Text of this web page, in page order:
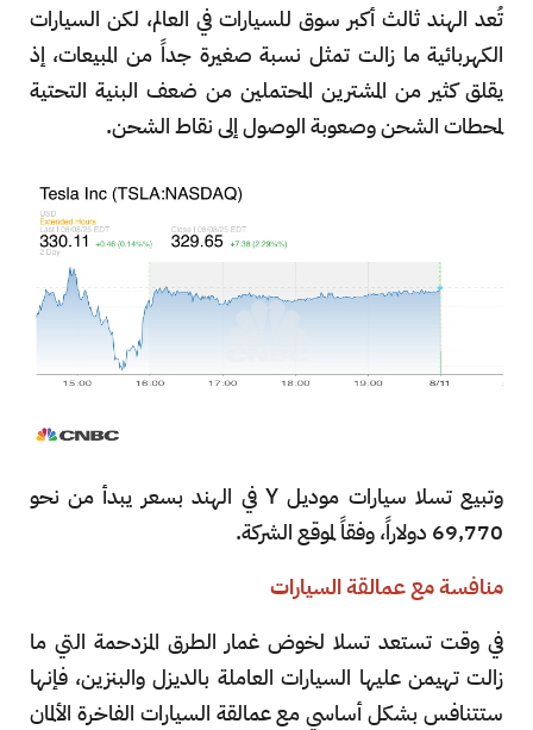
تُعد الهند ثالث أكبر سوق للسيارات في العالم، لكن السيارات
الكهربائية ما زالت تمثل نسبة صغيرة جداً من المبيعات، إذ
يقلق كثير من المشترين المحتملين من ضعف البنية التحتية
لمحطات الشحن وصعوبة الوصول إلى نقاط الشحن.
وتبيع تسلا سيارات موديل Y في الهند بسعر يبدأ من نحو
69,770 دولاراً، وفقاً لموقع الشركة.
منافسة مع عمالقة السيارات
في وقت تستعد تسلا لخوض غمار الطرق المزدحمة التي ما
زالت تهيمن عليها السيارات العاملة بالديزل والبنزين، فإنها
ستتنافس بشكل أساسي مع عمالقة السيارات الفاخرة الألمان